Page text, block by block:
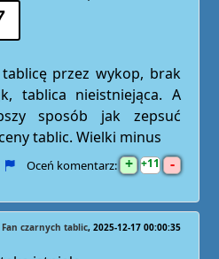
przez wykop, brak
tablica nieistniejąca. A
sposób jak zepsuć
tablic. Wielki minus
Oceń komentarz: + 11 -
Fan czarnych tablic 2025-12-17 00:00:35